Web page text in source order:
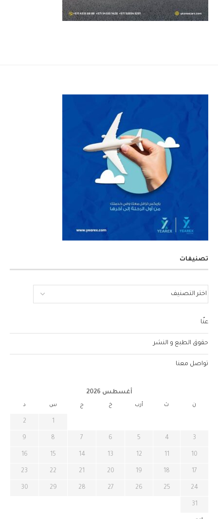
تصنيفات
عنّا
حقوق الطبع و النشر
تواصل معنا
أغسطس 2026
ن ث أرب خ ج س د
1
2
3
4
5
6
7
8
9
10
11
12
13
14
15
16
17
18
19
20
21
22
23
24
25
26
27
28
29
30
31